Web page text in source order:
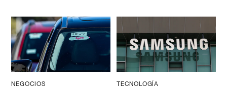
NEGOCIOS TECNOLOGÍA